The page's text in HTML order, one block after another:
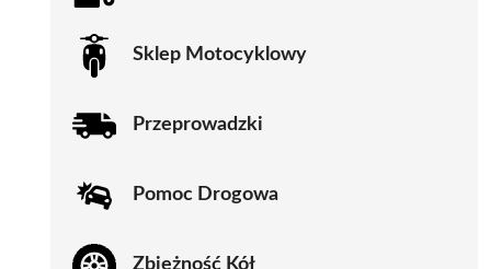
Sklep Motocyklowy
Przeprowadzki
Pomoc Drogowa
Zbieżność Kół